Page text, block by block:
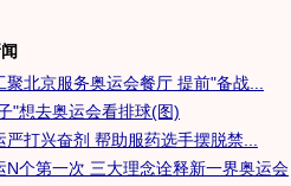
聚北京服务奥运会餐厅 提前"备战...
"想去奥运会看排球(图)
严打兴奋剂 帮助服药选手摆脱禁...
N个第一次 三大理念诠释新一界奥运会